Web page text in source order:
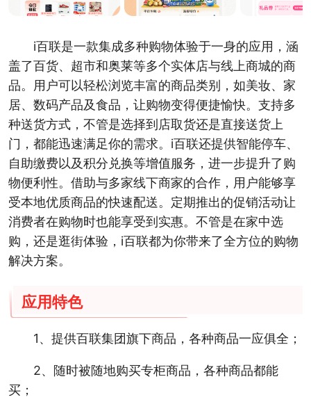
i百联是一款集成多种购物体验于一身的应用，涵
盖了百货、超市和奥莱等多个实体店与线上商城的商
品。用户可以轻松浏览丰富的商品类别，如美妆、家
居、数码产品及食品，让购物变得便捷愉快。支持多
种送货方式，不管是选择到店取货还是直接送货上
门，都能迅速满足你的需求。i百联还提供智能停车、
自助缴费以及积分兑换等增值服务，进一步提升了购
物便利性。借助与多家线下商家的合作，用户能够享
受本地优质商品的快速配送。定期推出的促销活动让
消费者在购物时也能享受到实惠。不管是在家中选
购，还是逛街体验，i百联都为你带来了全方位的购物
解决方案。
应用特色
1、提供百联集团旗下商品，各种商品一应俱全；
2、随时被随地购买专柜商品，各种商品都能
买；